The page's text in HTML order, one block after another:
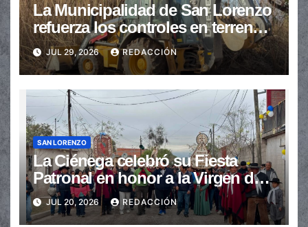
La Municipalidad de San Lorenzo
refuerza los controles en terrenos
baldíos para prevenir incendios
JUL 29, 2026 REDACCIÓN
SAN LORENZO
La Ciénega celebró su Fiesta
Patronal en honor a la Virgen del
Carmen
JUL 20, 2026 REDACCIÓN